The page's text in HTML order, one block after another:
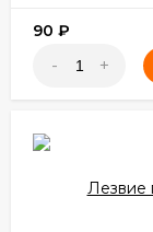
90 ₽
- +